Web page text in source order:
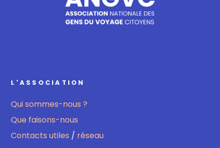
L'ASSOCIATION
Qui sommes-nous ?
Que faisons-nous
Contacts utiles / réseau